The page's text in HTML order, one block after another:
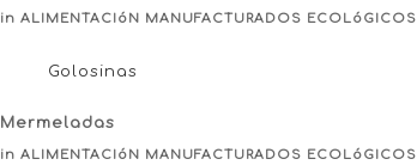
in ALIMENTACIóN MANUFACTURADOS ECOLóGICOS
Golosinas
Mermeladas
in ALIMENTACIóN MANUFACTURADOS ECOLóGICOS